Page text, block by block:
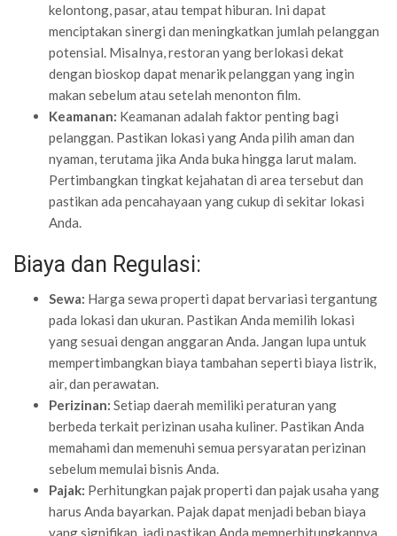
kelontong, pasar, atau tempat hiburan. Ini dapat
menciptakan sinergi dan meningkatkan jumlah pelanggan
potensial. Misalnya, restoran yang berlokasi dekat
dengan bioskop dapat menarik pelanggan yang ingin
makan sebelum atau setelah menonton film.
Keamanan: Keamanan adalah faktor penting bagi
pelanggan. Pastikan lokasi yang Anda pilih aman dan
nyaman, terutama jika Anda buka hingga larut malam.
Pertimbangkan tingkat kejahatan di area tersebut dan
pastikan ada pencahayaan yang cukup di sekitar lokasi
Anda.
Biaya dan Regulasi:
Sewa: Harga sewa properti dapat bervariasi tergantung
pada lokasi dan ukuran. Pastikan Anda memilih lokasi
yang sesuai dengan anggaran Anda. Jangan lupa untuk
mempertimbangkan biaya tambahan seperti biaya listrik,
air, dan perawatan.
Perizinan: Setiap daerah memiliki peraturan yang
berbeda terkait perizinan usaha kuliner. Pastikan Anda
memahami dan memenuhi semua persyaratan perizinan
sebelum memulai bisnis Anda.
Pajak: Perhitungkan pajak properti dan pajak usaha yang
harus Anda bayarkan. Pajak dapat menjadi beban biaya
yang signifikan, jadi pastikan Anda memperhitungkannya